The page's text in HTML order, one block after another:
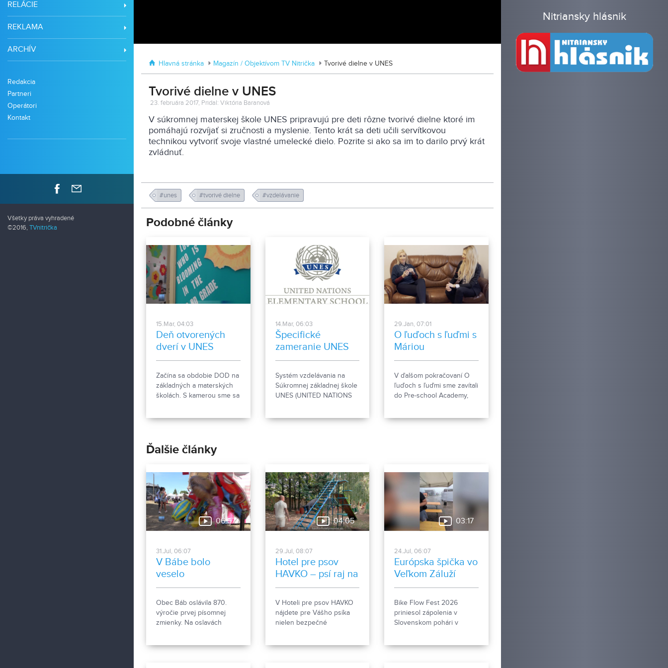
RELÁCIE
REKLAMA
ARCHÍV
Redakcia
Partneri
Operátori
Kontakt
Všetky práva vyhradené
©2016, TVnitrička
Hlavná stránka Magazín / Objektívom TV Nitrička Tvorivé dielne v UNES
Tvorivé dielne v UNES
23. februára 2017, Pridal: Viktória Baranová
V súkromnej materskej škole UNES pripravujú pre deti rôzne tvorivé dielne ktoré im
pomáhajú rozvíjať si zručnosti a myslenie. Tento krát sa deti učili servítkovou
technikou vytvoriť svoje vlastné umelecké dielo. Pozrite si ako sa im to darilo prvý krát
zvládnuť.
#unes #tvorivé dielne #vzdelávanie
Podobné články
15.Mar, 04:03
Deň otvorených
dverí v UNES
Začína sa obdobie DOD na
základných a materských
školách. S kamerou sme sa
14.Mar, 06:03
Špecifické
zameranie UNES
láka rodičov
prvákov
Systém vzdelávania na
Súkromnej základnej škole
UNES (UNITED NATIONS
29.Jan, 07:01
O ľuďoch s ľuďmi s
Máriou
Kmotríkovou
V ďalšom pokračovaní O
ľuďoch s ľuďmi sme zavítali
do Pre-school Academy,
Ďalšie články
06:57
31.Jul, 06:07
V Bábe bolo
veselo
Obec Báb oslávila 870.
výročie prvej písomnej
zmienky. Na oslavách
04:05
29.Jul, 08:07
Hotel pre psov
HAVKO – psí raj na
zemi
V Hoteli pre psov HAVKO
nájdete pre Vášho psíka
nielen bezpečné
03:17
24.Jul, 06:07
Európska špička vo
Veľkom Záluží
Bike Flow Fest 2026
priniesol zápolenia v
Slovenskom pohári v
Nitriansky hlásnik